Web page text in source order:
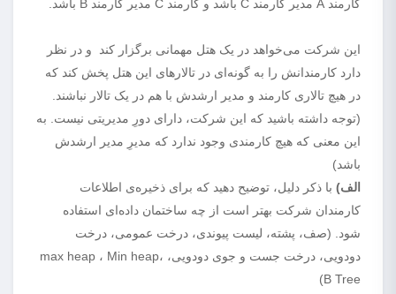
کارمند A مدیر کارمند C باشد و کارمند C مدیر کارمند B باشد.
این شرکت می‌خواهد در یک هتل مهمانی برگزار کند و در نظر
دارد کارمندانش را به گونه‌ای در تالارهای این هتل پخش کند که
در هیچ تالاری کارمند و مدیر ارشدش با هم در یک تالار نباشند.
(توجه داشته باشید که این شرکت، دارای دورِ مدیریتی نیست. به
این معنی که هیچ کارمندی وجود ندارد که مدیرِ مدیر ارشدش
باشد)
الف) با ذکر دلیل، توضیح دهید که برای ذخیره‌ی اطلاعات
کارمندان شرکت بهتر است از چه ساختمان داده‌ای استفاده
شود. (صف، پشته، لیست پیوندی، درخت عمومی، درخت
دودویی، درخت جست و جوی دودویی، max heap ، Min heap،
B Tree)